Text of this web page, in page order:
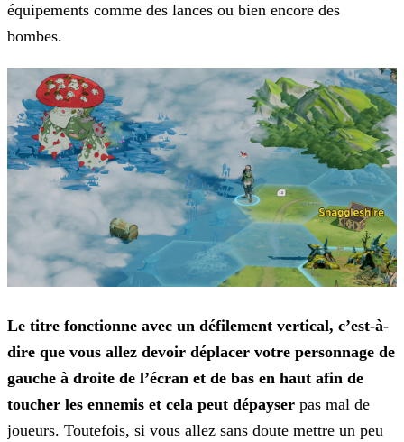
équipements comme des lances ou bien encore des
bombes.
Le titre fonctionne avec un défilement vertical, c’est-à-
dire que vous allez devoir déplacer votre personnage de
gauche à droite de l’écran et de bas en haut afin de
toucher les ennemis et cela peut dépayser pas mal de
joueurs. Toutefois, si vous allez sans doute mettre un peu